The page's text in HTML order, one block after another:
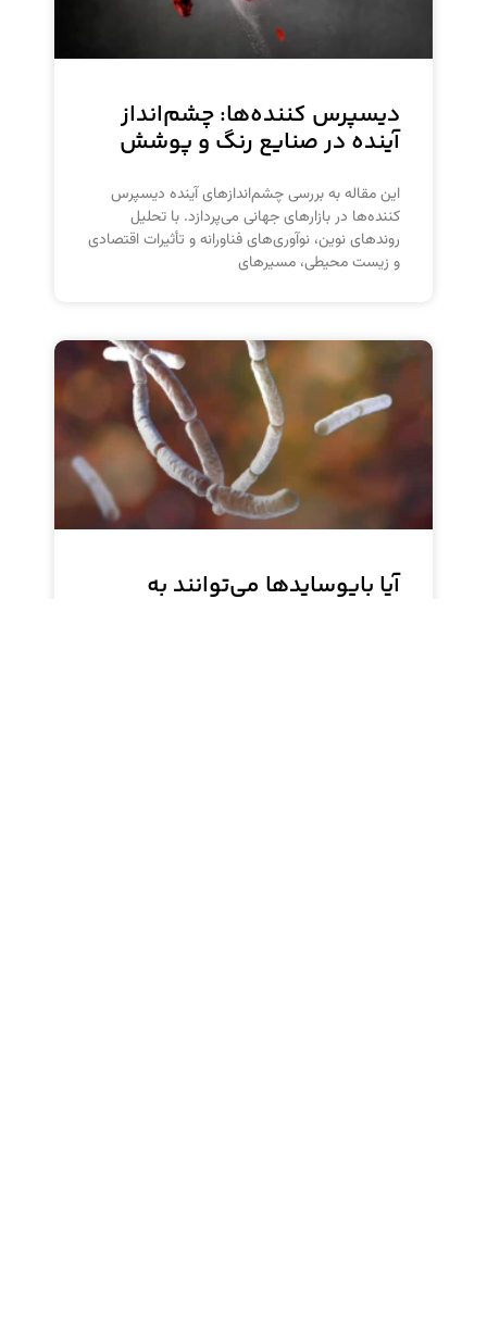
دیسپرس کننده‌ها: چشم‌انداز
آینده در صنایع رنگ و پوشش
این مقاله به بررسی چشم‌اندازهای آینده دیسپرس
کننده‌ها در بازارهای جهانی می‌پردازد. با تحلیل
روندهای نوین، نوآوری‌های فناورانه و تأثیرات اقتصادی
و زیست محیطی، مسیرهای
آیا بایوسایدها می‌توانند به